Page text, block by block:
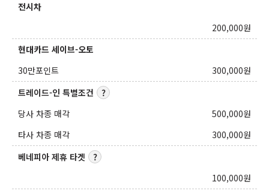
전시차
200,000원
현대카드 세이브-오토
30만포인트
300,000원
트레이드-인 특별조건
당사 차종 매각
500,000원
타사 차종 매각
300,000원
베네피아 제휴 타겟
100,000원